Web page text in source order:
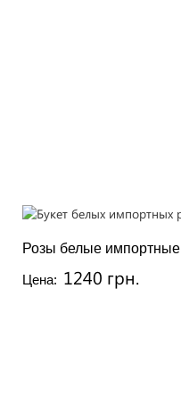
Розы белые импортные
Цена: 1240 грн.